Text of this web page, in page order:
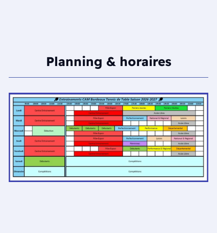
Planning & horaires